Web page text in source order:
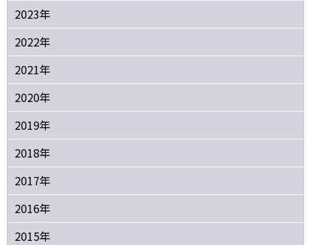
2023年
2022年
2021年
2020年
2019年
2018年
2017年
2016年
2015年